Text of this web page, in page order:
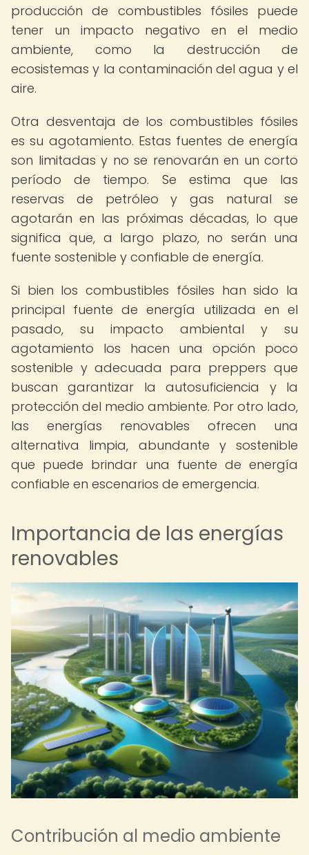
producción de combustibles fósiles puede
tener un impacto negativo en el medio
ambiente, como la destrucción de
ecosistemas y la contaminación del agua y el
aire.
Otra desventaja de los combustibles fósiles
es su agotamiento. Estas fuentes de energía
son limitadas y no se renovarán en un corto
período de tiempo. Se estima que las
reservas de petróleo y gas natural se
agotarán en las próximas décadas, lo que
significa que, a largo plazo, no serán una
fuente sostenible y confiable de energía.
Si bien los combustibles fósiles han sido la
principal fuente de energía utilizada en el
pasado, su impacto ambiental y su
agotamiento los hacen una opción poco
sostenible y adecuada para preppers que
buscan garantizar la autosuficiencia y la
protección del medio ambiente. Por otro lado,
las energías renovables ofrecen una
alternativa limpia, abundante y sostenible
que puede brindar una fuente de energía
confiable en escenarios de emergencia.
Importancia de las energías
renovables
Contribución al medio ambiente